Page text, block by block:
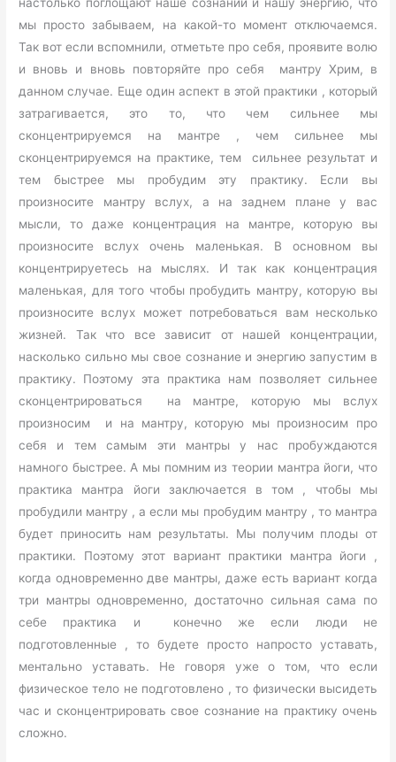
настолько поглощают наше сознании и нашу энергию, что
мы просто забываем, на какой-то момент отключаемся.
Так вот если вспомнили, отметьте про себя, проявите волю
и вновь и вновь повторяйте про себя мантру Хрим, в
данном случае. Еще один аспект в этой практики , который
затрагивается, это то, что чем сильнее мы
сконцентрируемся на мантре , чем сильнее мы
сконцентрируемся на практике, тем сильнее результат и
тем быстрее мы пробудим эту практику. Если вы
произносите мантру вслух, а на заднем плане у вас
мысли, то даже концентрация на мантре, которую вы
произносите вслух очень маленькая. В основном вы
концентрируетесь на мыслях. И так как концентрация
маленькая, для того чтобы пробудить мантру, которую вы
произносите вслух может потребоваться вам несколько
жизней. Так что все зависит от нашей концентрации,
насколько сильно мы свое сознание и энергию запустим в
практику. Поэтому эта практика нам позволяет сильнее
сконцентрироваться на мантре, которую мы вслух
произносим и на мантру, которую мы произносим про
себя и тем самым эти мантры у нас пробуждаются
намного быстрее. А мы помним из теории мантра йоги, что
практика мантра йоги заключается в том , чтобы мы
пробудили мантру , а если мы пробудим мантру , то мантра
будет приносить нам результаты. Мы получим плоды от
практики. Поэтому этот вариант практики мантра йоги ,
когда одновременно две мантры, даже есть вариант когда
три мантры одновременно, достаточно сильная сама по
себе практика и конечно же если люди не
подготовленные , то будете просто напросто уставать,
ментально уставать. Не говоря уже о том, что если
физическое тело не подготовлено , то физически высидеть
час и сконцентрировать свое сознание на практику очень
сложно.